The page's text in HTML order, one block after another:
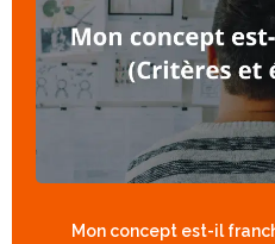
Mon concept est-il